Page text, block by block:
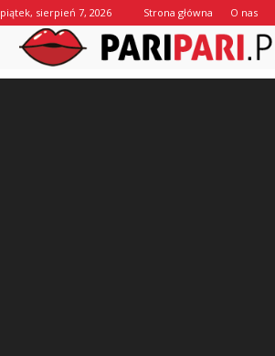
piątek, sierpień 7, 2026 Strona główna O nas